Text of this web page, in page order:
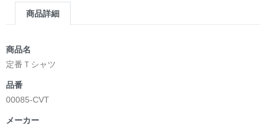
商品詳細
商品名
定番Ｔシャツ
品番
00085-CVT
メーカー